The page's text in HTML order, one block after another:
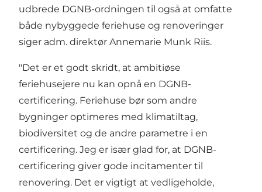
udbrede DGNB-ordningen til også at omfatte
både nybyggede feriehuse og renoveringer
siger adm. direktør Annemarie Munk Riis.
"Det er et godt skridt, at ambitiøse
feriehusejere nu kan opnå en DGNB-
certificering. Feriehuse bør som andre
bygninger optimeres med klimatiltag,
biodiversitet og de andre parametre i en
certificering. Jeg er især glad for, at DGNB-
certificering giver gode incitamenter til
renovering. Det er vigtigt at vedligeholde,